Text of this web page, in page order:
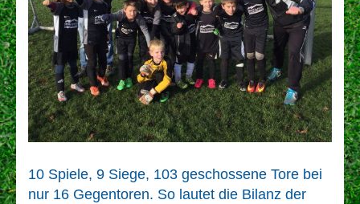
10 Spiele, 9 Siege, 103 geschossene Tore bei
nur 16 Gegentoren. So lautet die Bilanz der